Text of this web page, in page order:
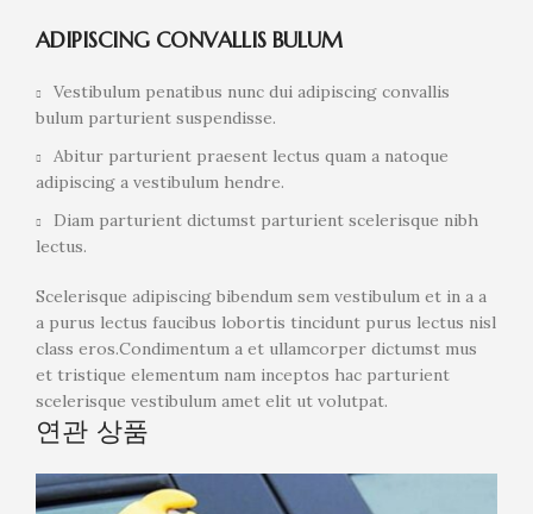
ADIPISCING CONVALLIS BULUM
Vestibulum penatibus nunc dui adipiscing convallis
bulum parturient suspendisse.
Abitur parturient praesent lectus quam a natoque
adipiscing a vestibulum hendre.
Diam parturient dictumst parturient scelerisque nibh
lectus.
Scelerisque adipiscing bibendum sem vestibulum et in a a
a purus lectus faucibus lobortis tincidunt purus lectus nisl
class eros.Condimentum a et ullamcorper dictumst mus
et tristique elementum nam inceptos hac parturient
scelerisque vestibulum amet elit ut volutpat.
연관 상품